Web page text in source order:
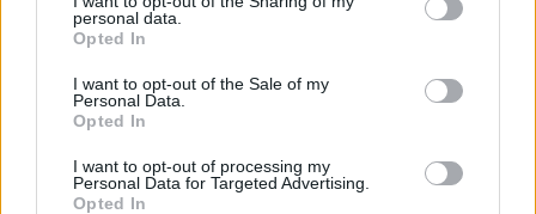
personal data.
Opted In
I want to opt-out of the Sale of my
Personal Data.
Opted In
I want to opt-out of processing my
Personal Data for Targeted Advertising.
Opted In
Διαβάστε επίσης:
μανικιούρ της Ίρις Λο που θα λατρέψετε